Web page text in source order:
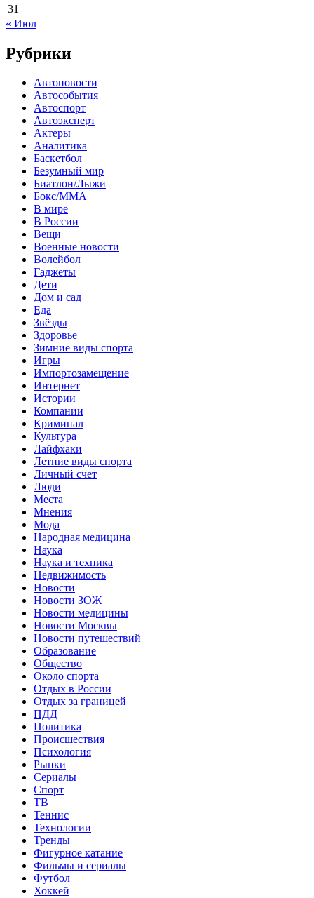
31
« Июл
Рубрики
Автоновости
Автособытия
Автоспорт
Автоэксперт
Актеры
Аналитика
Баскетбол
Безумный мир
Биатлон/Лыжи
Бокс/MMA
В мире
В России
Вещи
Военные новости
Волейбол
Гаджеты
Дети
Дом и сад
Еда
Звёзды
Здоровье
Зимние виды спорта
Игры
Импортозамещение
Интернет
Истории
Компании
Криминал
Культура
Лайфхаки
Летние виды спорта
Личный счет
Люди
Места
Мнения
Мода
Народная медицина
Наука
Наука и техника
Недвижимость
Новости
Новости ЗОЖ
Новости медицины
Новости Москвы
Новости путешествий
Образование
Общество
Около спорта
Отдых в России
Отдых за границей
ПДД
Политика
Происшествия
Психология
Рынки
Сериалы
Спорт
ТВ
Теннис
Технологии
Тренды
Фигурное катание
Фильмы и сериалы
Футбол
Хоккей